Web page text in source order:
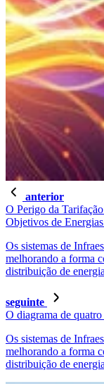
anterior
O Perigo da
Objetivos de
Os sistemas de
melhorando a forma
distribuição de
seguinte
O diagrama de
Os sistemas de
melhorando a forma
distribuição de